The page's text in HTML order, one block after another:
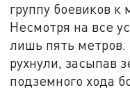
группу боевиков к
Несмотря на все
лишь пять
рухнули, засыпав
подземного хода